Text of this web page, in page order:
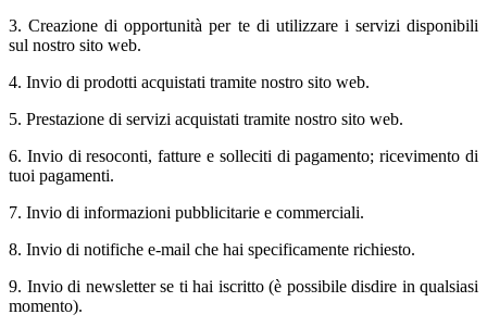
3. Creazione di opportunità per te di utilizzare i servizi disponibili
sul nostro sito web.
4. Invio di prodotti acquistati tramite nostro sito web.
5. Prestazione di servizi acquistati tramite nostro sito web.
6. Invio di resoconti, fatture e solleciti di pagamento; ricevimento di
tuoi pagamenti.
7. Invio di informazioni pubblicitarie e commerciali.
8. Invio di notifiche e-mail che hai specificamente richiesto.
9. Invio di newsletter se ti hai iscritto (è possibile disdire in qualsiasi
momento).